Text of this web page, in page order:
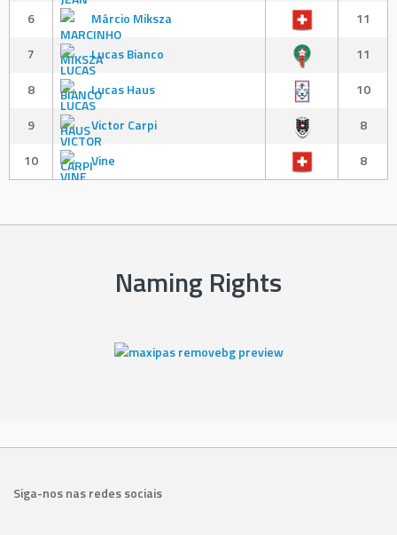
6
Márcio Miksza
11
7
Lucas Bianco
11
8
Lucas Haus
10
9
Victor Carpi
8
10
Vine 8
Naming Rights
Siga-nos nas redes sociais